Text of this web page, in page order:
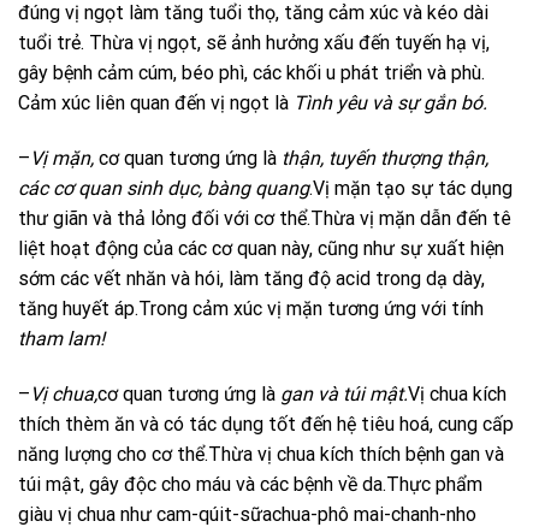
đúng vị ngọt làm tăng tuổi thọ, tăng cảm xúc và kéo dài
tuổi trẻ. Thừa vị ngọt, sẽ ảnh hưởng xấu đến tuyến hạ vị,
gây bệnh cảm cúm, béo phì, các khối u phát triển và phù.
Cảm xúc liên quan đến vị ngọt là Tình yêu và sự gắn bó.
– Vị mặn, cơ quan tương ứng là thận, tuyến thượng thận,
các cơ quan sinh dục, bàng quang.Vị mặn tạo sự tác dụng
thư giãn và thả lỏng đối với cơ thể.Thừa vị mặn dẫn đến tê
liệt hoạt động của các cơ quan này, cũng như sự xuất hiện
sớm các vết nhăn và hói, làm tăng độ acid trong dạ dày,
tăng huyết áp.Trong cảm xúc vị mặn tương ứng với tính
tham lam!
– Vị chua,cơ quan tương ứng là gan và túi mật.Vị chua kích
thích thèm ăn và có tác dụng tốt đến hệ tiêu hoá, cung cấp
năng lượng cho cơ thể.Thừa vị chua kích thích bệnh gan và
túi mật, gây độc cho máu và các bệnh về da.Thực phẩm
giàu vị chua như cam-qúit-sữachua-phô mai-chanh-nho